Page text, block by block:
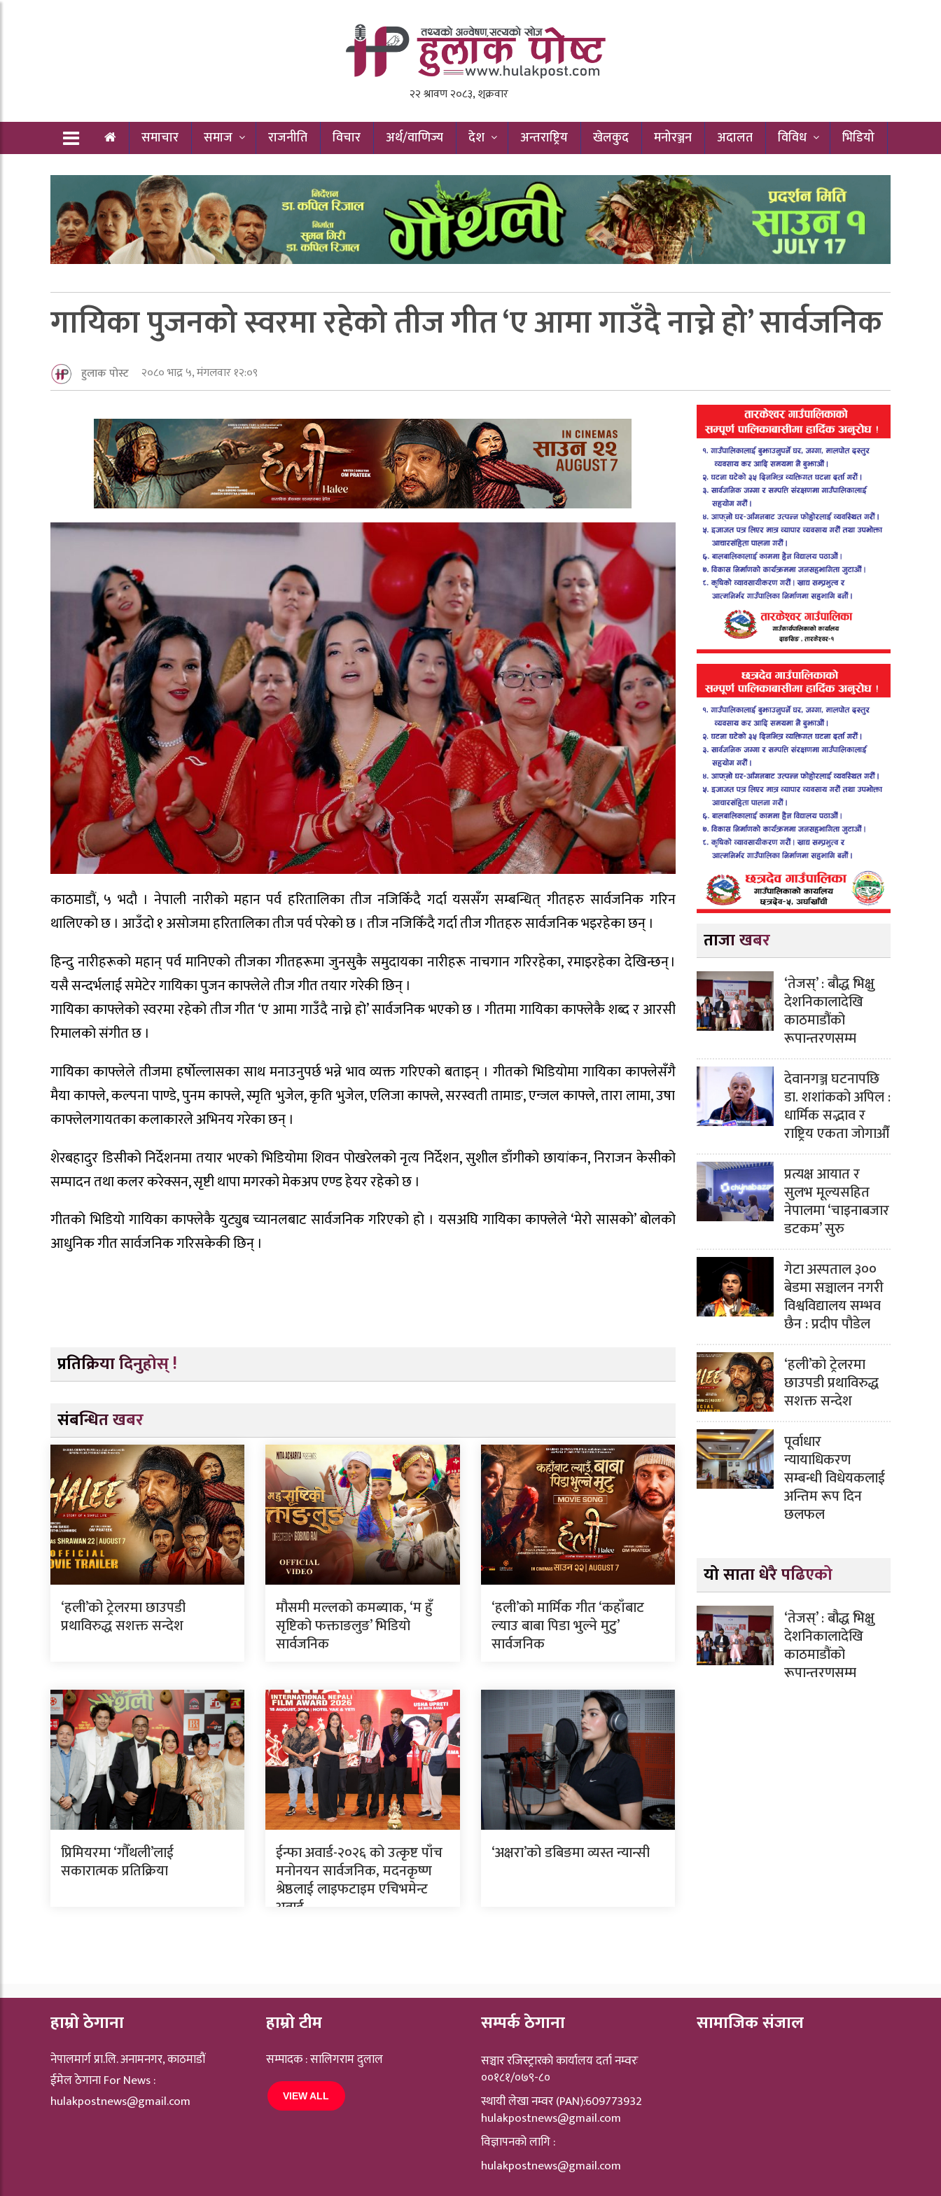
समाचार समाज राजनीति विचार अर्थ/वाणिज्य देश अन्तराष्ट्रिय खेलकुद मनोरञ्जन अदालत विविध भिडियो
गायिका पुजनको स्वरमा रहेको तीज गीत ‘ए आमा गाउँदै नाच्ने हो’ सार्वजनिक
हुलाक पोस्ट २०८० भाद्र ५, मंगलवार १२:०९
काठमाडौं, ५ भदौ । नेपाली नारीको महान पर्व हरितालिका तीज नजिकिँदै गर्दा यससँग सम्बन्धित् गीतहरु सार्वजनिक गरिन
थालिएको छ । आउँदो १ असोजमा हरितालिका तीज पर्व परेको छ । तीज नजिकिँदै गर्दा तीज गीतहरु सार्वजनिक भइरहेका छन् ।
हिन्दु नारीहरूको महान् पर्व मानिएको तीजका गीतहरूमा जुनसुकै समुदायका नारीहरू नाचगान गरिरहेका, रमाइरहेका देखिन्छन् ।
यसै सन्दर्भलाई समेटेर गायिका पुजन काफ्लेले तीज गीत तयार गरेकी छिन् ।
गायिका काफ्लेको स्वरमा रहेको तीज गीत ‘ए आमा गाउँदै नाच्ने हो’ सार्वजनिक भएको छ । गीतमा गायिका काफ्लेकै शब्द र आरसी
रिमालको संगीत छ ।
गायिका काफ्लेले तीजमा हर्षोल्लासका साथ मनाउनुपर्छ भन्ने भाव व्यक्त गरिएको बताइन् । गीतको भिडियोमा गायिका काफ्लेसँगै
मैया काफ्ले, कल्पना पाण्डे, पुनम काफ्ले, स्मृति भुजेल, कृति भुजेल, एलिजा काफ्ले, सरस्वती तामाङ, एन्जल काफ्ले, तारा लामा, उषा
काफ्लेलगायतका कलाकारले अभिनय गरेका छन् ।
शेरबहादुर डिसीको निर्देशनमा तयार भएको भिडियोमा शिवन पोखरेलको नृत्य निर्देशन, सुशील डाँगीको छायांकन, निराजन केसीको
सम्पादन तथा कलर करेक्सन, सृष्टी थापा मगरको मेकअप एण्ड हेयर रहेको छ ।
गीतको भिडियो गायिका काफ्लेकै युट्युब च्यानलबाट सार्वजनिक गरिएको हो । यसअघि गायिका काफ्लेले ‘मेरो सासको’ बोलको
आधुनिक गीत सार्वजनिक गरिसकेकी छिन् ।
प्रतिक्रिया दिनुहोस् !
संबन्धित खबर
‘हली’को ट्रेलरमा छाउपडी
प्रथाविरुद्ध सशक्त सन्देश
मौसमी मल्लको कमब्याक, ‘म हुँ
सृष्टिको फक्ताङलुङ’ भिडियो
सार्वजनिक
‘हली’को मार्मिक गीत ‘कहाँबाट
ल्याउ बाबा पिडा भुल्ने मुटु’
सार्वजनिक
प्रिमियरमा ‘गौँथली’लाई
सकारात्मक प्रतिक्रिया
ईन्फा अवार्ड-२०२६ को उत्कृष्ट पाँच
मनोनयन सार्वजनिक, मदनकृष्ण
श्रेष्ठलाई लाइफटाइम एचिभमेन्ट
अवार्ड
‘अक्षरा’को डबिङमा व्यस्त न्यान्सी
ताजा खबर
‘तेजस्’ : बौद्ध भिक्षु
देशनिकालादेखि
काठमाडौंको
रूपान्तरणसम्म
देवानगञ्ज घटनापछि
डा. शशांककाे अपिल :
धार्मिक सद्भाव र
राष्ट्रिय एकता जोगाऔँ
प्रत्यक्ष आयात र
सुलभ मूल्यसहित
नेपालमा ‘चाइनाबजार
डटकम’ सुरु
गेटा अस्पताल ३००
बेडमा सञ्चालन नगरी
विश्वविद्यालय सम्भव
छैन : प्रदीप पौडेल
‘हली’को ट्रेलरमा
छाउपडी प्रथाविरुद्ध
सशक्त सन्देश
पूर्वाधार
न्यायाधिकरण
सम्बन्धी विधेयकलाई
अन्तिम रूप दिन
छलफल
यो साता धेरै पढिएको
‘तेजस्’ : बौद्ध भिक्षु
देशनिकालादेखि
काठमाडौंको
रूपान्तरणसम्म
हाम्रो ठेगाना
नेपालमार्ग प्रा.लि. अनामनगर, काठमाडौं
ईमेल ठेगाना For News :
hulakpostnews@gmail.com
हाम्रो टीम
सम्पादक : सालिगराम दुलाल
VIEW ALL
सम्पर्क ठेगाना
सञ्चार रजिस्ट्रारकाे कार्यालय दर्ता नम्वरः
००१८१/०७९-८०
स्थायी लेखा नम्वर (PAN):609773932
hulakpostnews@gmail.com
विज्ञापनको लागि :
hulakpostnews@gmail.com
सामाजिक संजाल